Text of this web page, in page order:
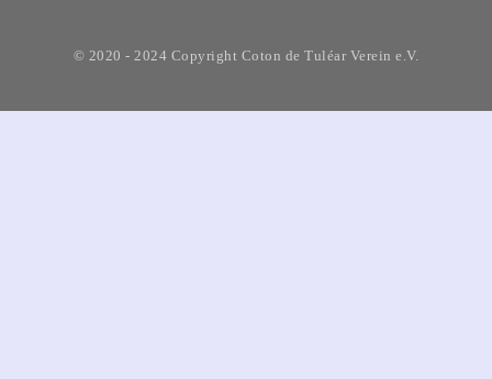
© 2020 - 2024 Copyright Coton de Tuléar Verein e.V.